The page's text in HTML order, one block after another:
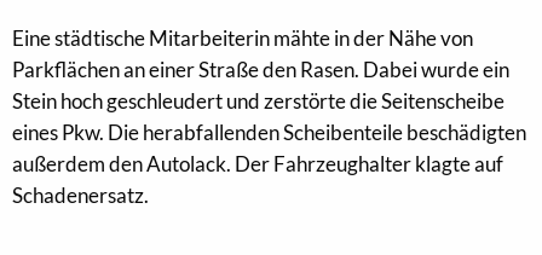
Eine städtische Mitarbeiterin mähte in der Nähe von
Parkflächen an einer Straße den Rasen. Dabei wurde ein
Stein hoch geschleudert und zerstörte die Seitenscheibe
eines Pkw. Die herabfallenden Scheibenteile beschädigten
außerdem den Autolack. Der Fahrzeughalter klagte auf
Schadenersatz.